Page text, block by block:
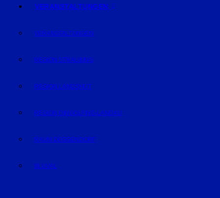
VERANSTALTUNGEN
VERANSTALTUNGEN
REGION STRAUBING
REGION LANDSHUT
REGION DINGOLFING-LANDAU
RAUM DEGGENDORF
BLUVAL